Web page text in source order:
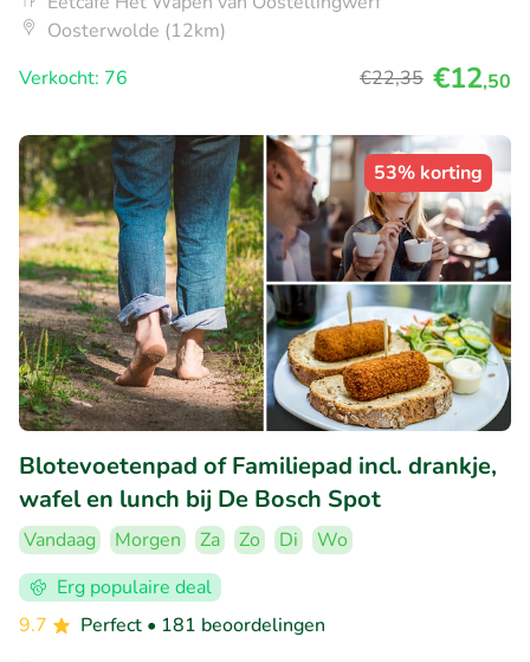
Oosterwolde (12km)
Verkocht: 76
€22,35 €12,50
53% korting
Blotevoetenpad of Familiepad incl. drankje,
wafel en lunch bij De Bosch Spot
Vandaag Morgen Za Zo Di
Wo
Erg populaire deal
9.7
Perfect • 181 beoordelingen